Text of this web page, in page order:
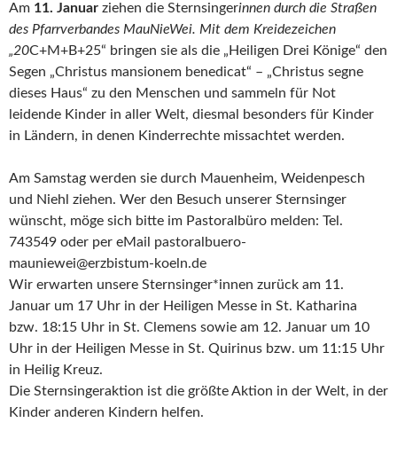
Am 11. Januar ziehen die Sternsingerinnen durch die Straßen
des Pfarrverbandes MauNieWei. Mit dem Kreidezeichen
„20C+M+B+25“ bringen sie als die „Heiligen Drei Könige“ den
Segen „Christus mansionem benedicat“ – „Christus segne
dieses Haus“ zu den Menschen und sammeln für Not
leidende Kinder in aller Welt, diesmal besonders für Kinder
in Ländern, in denen Kinderrechte missachtet werden.
Am Samstag werden sie durch Mauenheim, Weidenpesch
und Niehl ziehen. Wer den Besuch unserer Sternsinger
wünscht, möge sich bitte im Pastoralbüro melden: Tel.
743549 oder per eMail pastoralbuero-
mauniewei@erzbistum-koeln.de
Wir erwarten unsere Sternsinger*innen zurück am 11.
Januar um 17 Uhr in der Heiligen Messe in St. Katharina
bzw. 18:15 Uhr in St. Clemens sowie am 12. Januar um 10
Uhr in der Heiligen Messe in St. Quirinus bzw. um 11:15 Uhr
in Heilig Kreuz.
Die Sternsingeraktion ist die größte Aktion in der Welt, in der
Kinder anderen Kindern helfen.